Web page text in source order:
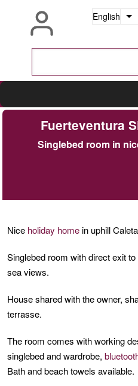
English
navigation
Fuerteventura
Singlebed room in
Nice holiday homein uphill
Singlebed room with direct exit
sea views.
House shared with the owner,
terrasse.
The room comes with working
singlebed and wardrobe,
Bath and beach towels available.